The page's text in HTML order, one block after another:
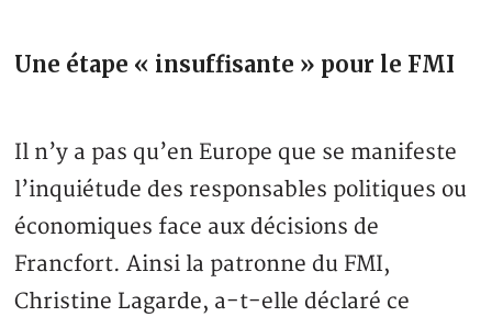
Une étape « insuffisante » pour le FMI
Il n’y a pas qu’en Europe que se manifeste
l’inquiétude des responsables politiques ou
économiques face aux décisions de
Francfort. Ainsi la patronne du FMI,
Christine Lagarde, a-t-elle déclaré ce